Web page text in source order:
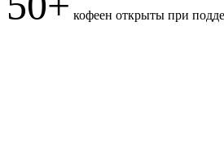
кофеен открыты при